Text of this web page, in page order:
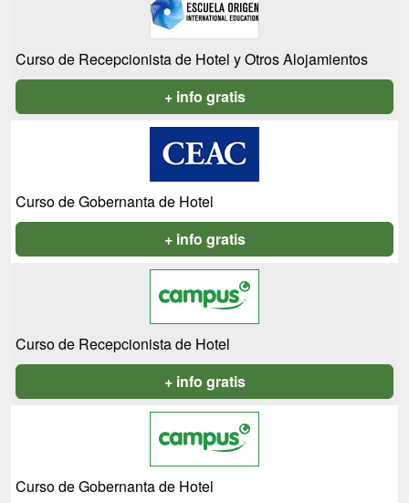
Curso de Recepcionista de Hotel y Otros Alojamientos
+ info gratis
Curso de Gobernanta de Hotel
+ info gratis
Curso de Recepcionista de Hotel
+ info gratis
Curso de Gobernanta de Hotel